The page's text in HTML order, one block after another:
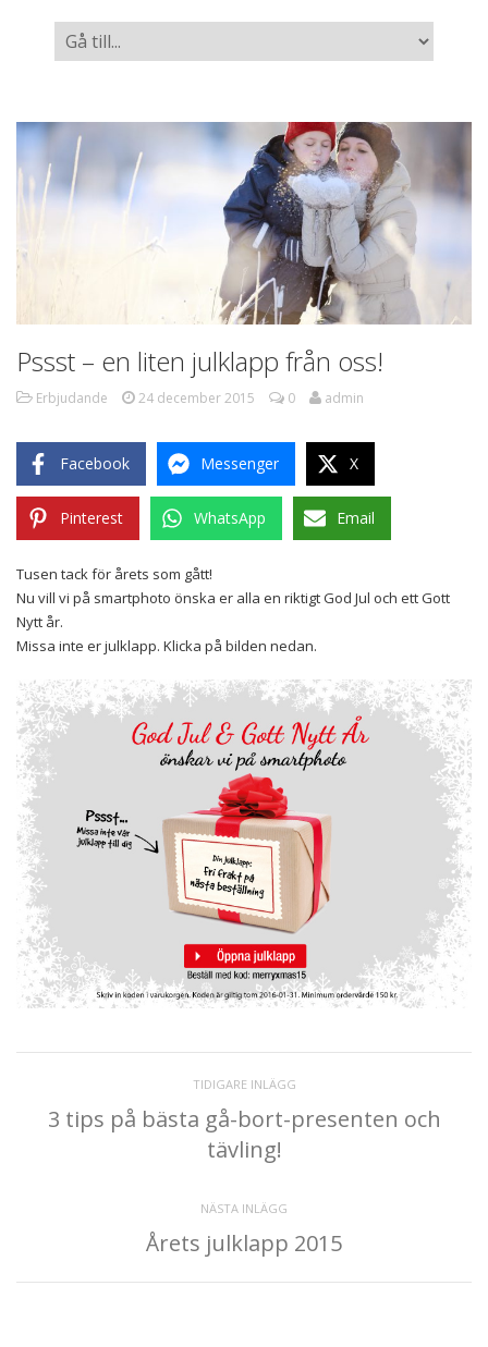
Pssst – en liten julklapp från oss!
Erbjudande 24 december 2015 0 admin
Facebook Messenger X
Pinterest WhatsApp Email
Tusen tack för årets som gått!
Nu vill vi på smartphoto önska er alla en riktigt God Jul och ett Gott
Nytt år.
Missa inte er julklapp. Klicka på bilden nedan.
TIDIGARE INLÄGG
3 tips på bästa gå-bort-presenten och
tävling!
NÄSTA INLÄGG
Årets julklapp 2015